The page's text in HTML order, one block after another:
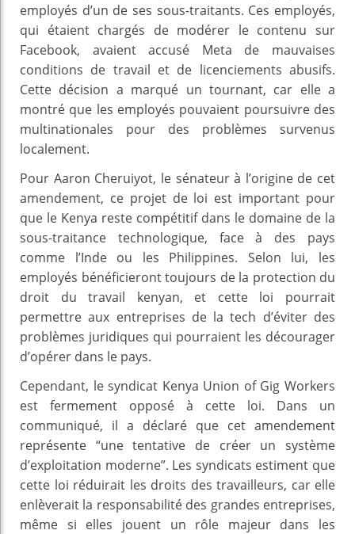
employés d’un de ses sous-traitants. Ces employés,
qui étaient chargés de modérer le contenu sur
Facebook, avaient accusé Meta de mauvaises
conditions de travail et de licenciements abusifs.
Cette décision a marqué un tournant, car elle a
montré que les employés pouvaient poursuivre des
multinationales pour des problèmes survenus
localement.
Pour Aaron Cheruiyot, le sénateur à l’origine de cet
amendement, ce projet de loi est important pour
que le Kenya reste compétitif dans le domaine de la
sous-traitance technologique, face à des pays
comme l’Inde ou les Philippines. Selon lui, les
employés bénéficieront toujours de la protection du
droit du travail kenyan, et cette loi pourrait
permettre aux entreprises de la tech d’éviter des
problèmes juridiques qui pourraient les décourager
d’opérer dans le pays.
Cependant, le syndicat Kenya Union of Gig Workers
est fermement opposé à cette loi. Dans un
communiqué, il a déclaré que cet amendement
représente “une tentative de créer un système
d’exploitation moderne”. Les syndicats estiment que
cette loi réduirait les droits des travailleurs, car elle
enlèverait la responsabilité des grandes entreprises,
même si elles jouent un rôle majeur dans les